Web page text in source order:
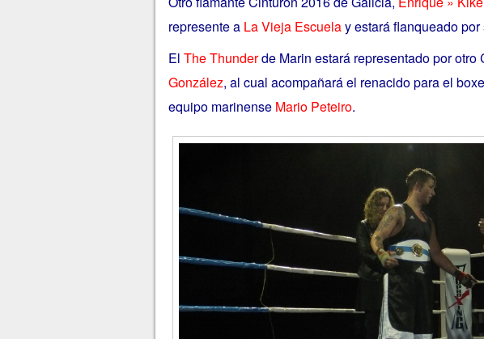
represente a La Vieja Escuelay estará flanqueado
El The Thunderde Marin estará representado por
González, al cual acompañará el renacido para el
equipo marinenseMario Peteiro.